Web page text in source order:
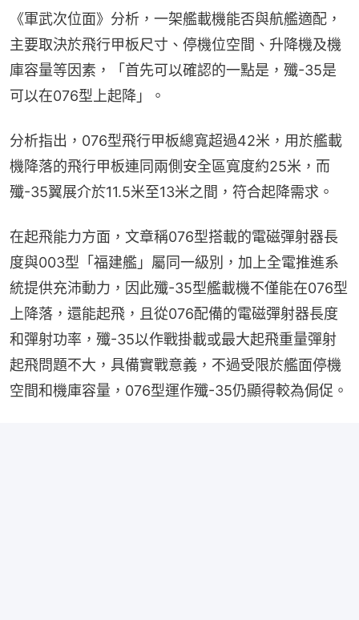
《軍武次位面》分析，一架艦載機能否與航艦適配，
主要取決於飛行甲板尺寸、停機位空間、升降機及機
庫容量等因素，「首先可以確認的一點是，殲-35是
可以在076型上起降」。
分析指出，076型飛行甲板總寬超過42米，用於艦載
機降落的飛行甲板連同兩側安全區寬度約25米，而
殲-35翼展介於11.5米至13米之間，符合起降需求。
在起飛能力方面，文章稱076型搭載的電磁彈射器長
度與003型「福建艦」屬同一級別，加上全電推進系
統提供充沛動力，因此殲-35型艦載機不僅能在076型
上降落，還能起飛，且從076配備的電磁彈射器長度
和彈射功率，殲-35以作戰掛載或最大起飛重量彈射
起飛問題不大，具備實戰意義，不過受限於艦面停機
空間和機庫容量，076型運作殲-35仍顯得較為侷促。